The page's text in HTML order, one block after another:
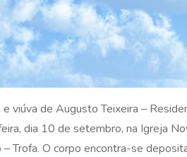
viúva de Augusto Teixeira –
dia 10 de setembro, na Igreja
Trofa. O corpo encontra-se